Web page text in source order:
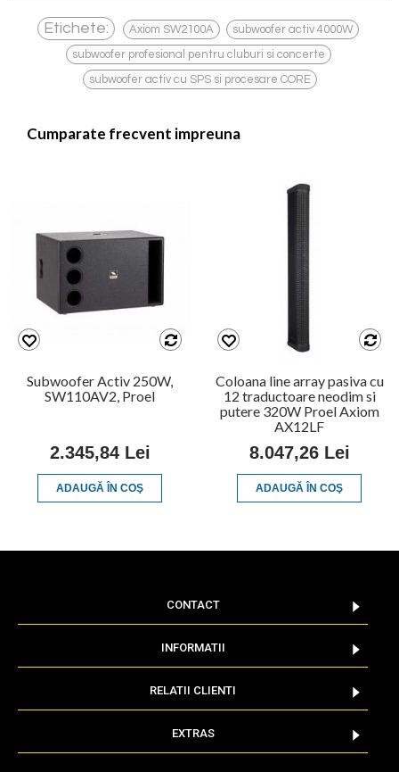
Etichete: Axiom SW2100A subwoofer activ 4000W
subwoofer profesional pentru cluburi si concerte ,
subwoofer activ cu SPS si procesare CORE
Cumparate frecvent impreuna
Subwoofer Activ 250W,
SW110AV2, Proel
2.345,84 Lei
ADAUGĂ ÎN COŞ
Coloana line array pasiva cu
12 traductoare neodim si
putere 320W Proel Axiom
AX12LF
8.047,26 Lei
ADAUGĂ ÎN COŞ
CONTACT
INFORMATII
RELATII CLIENTI
EXTRAS